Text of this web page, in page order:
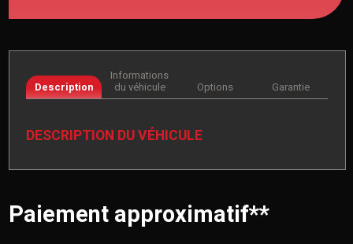
Description
Informations
du véhicule
Options Garantie
DESCRIPTION DU VÉHICULE
Paiement approximatif**